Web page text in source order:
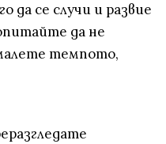
да се случи и развие
да не
темпото,